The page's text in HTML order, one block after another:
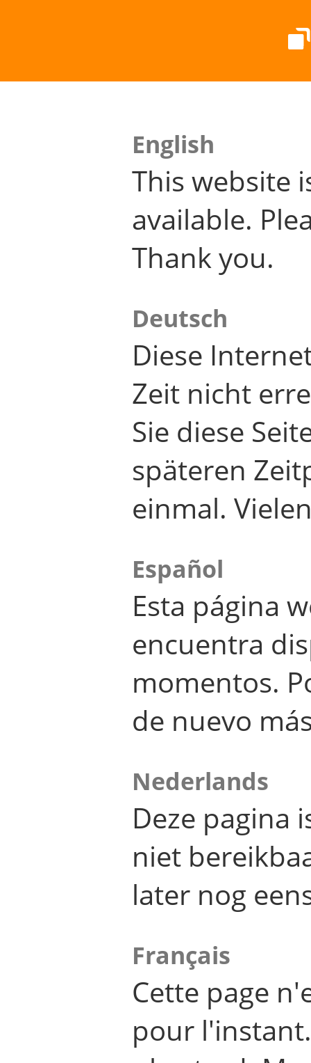
English
This website
available.
Thank you.
Deutsch
Diese
Zeit nicht
Sie diese
späteren
einmal.
Español
Esta página
encuentra
momentos.
de nuevo
Nederlands
Deze pagina
niet
later nog
Français
Cette page
pour